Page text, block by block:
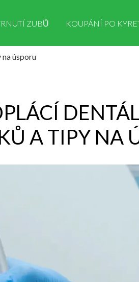
ZUBŮ KOUPÁNÍ PO
úsporu
A TIPY NA